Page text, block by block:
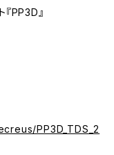
PP3D』
PP3D_TDS_2